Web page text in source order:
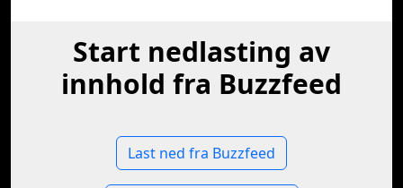
Start nedlasting av
innhold fra Buzzfeed
Last ned fra Buzzfeed